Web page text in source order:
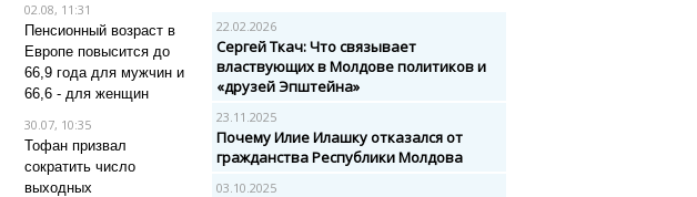
02.08, 11:31
Пенсионный возраст в
Европе повысится до
66,9 года для мужчин и
66,6 - для женщин
30.07, 10:35
Тофан призвал
сократить число
выходных
22.02.2026
Сергей Ткач: Что связывает
властвующих в Молдове политиков и
«друзей Эпштейна»
23.11.2025
Почему Илие Илашку отказался от
гражданства Республики Молдова
03.10.2025